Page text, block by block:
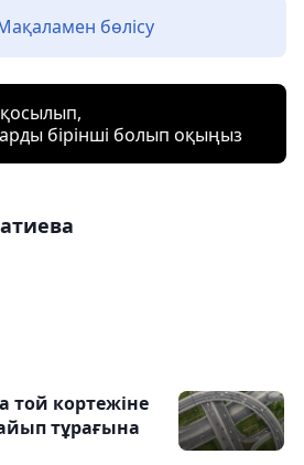
бөлісу
бірінші болып оқыңыз
той кортежіне
тұрағына